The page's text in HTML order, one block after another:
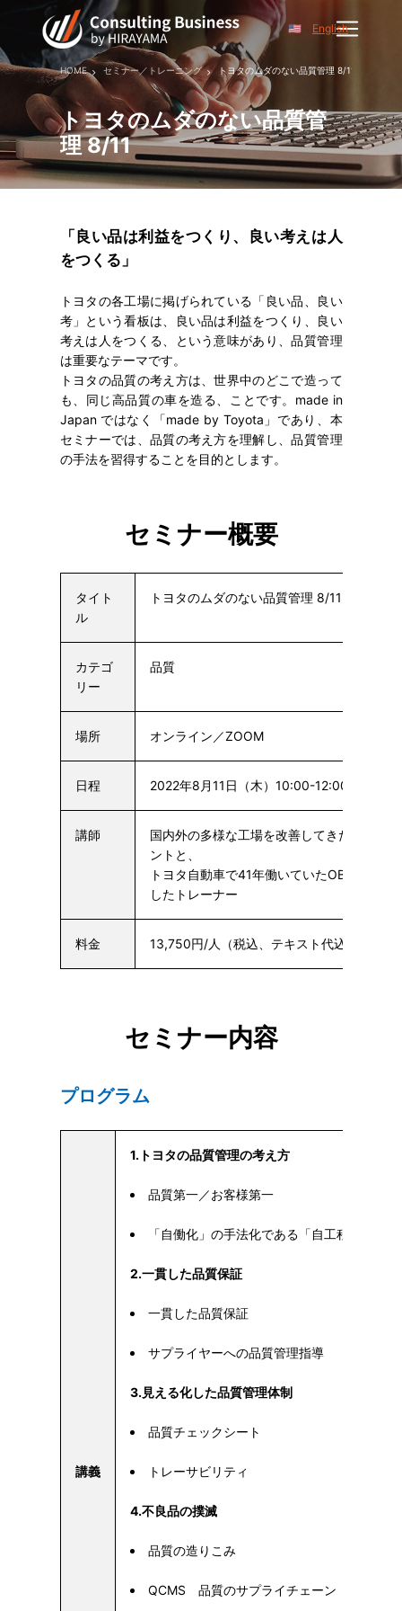
English
トヨタのムダのない品質管
理 8/11
HOME セミナー／トレーニング トヨタのムダのない品質管理 8/11
「良い品は利益をつくり、良い考えは人
をつくる」
トヨタの各工場に掲げられている「良い品、良い
考」という看板は、良い品は利益をつくり、良い
考えは人をつくる、という意味があり、品質管理
は重要なテーマです。
トヨタの品質の考え方は、世界中のどこで造って
も、同じ高品質の車を造る、ことです。made in
Japan ではなく「made by Toyota」であり、本
セミナーでは、品質の考え方を理解し、品質管理
の手法を習得することを目的とします。
セミナー概要
タイト
ル
トヨタのムダのない品質管理 8/11
カテゴ
リー
品質
場所 オンライン／ZOOM
日程 2022年8月11日（木）10:00-12:00
講師
国内外の多様な工場を改善してきた現場改
ントと、
トヨタ自動車で41年働いていたOBでTPSの
したトレーナー
料金 13,750円/人（税込、テキスト代込）
セミナー内容
プログラム
講義
1.トヨタの品質管理の考え方
品質第一／お客様第一
「自働化」の手法化である「自工程完結」
2.一貫した品質保証
一貫した品質保証
サプライヤーへの品質管理指導
3.見える化した品質管理体制
品質チェックシート
トレーサビリティ
4.不良品の撲滅
品質の造りこみ
QCMS 品質のサプライチェーン